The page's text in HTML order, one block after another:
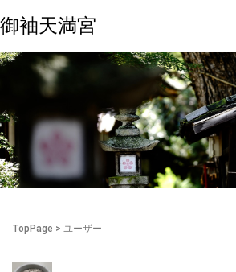
御袖天満宮
TopPage > ユーザー